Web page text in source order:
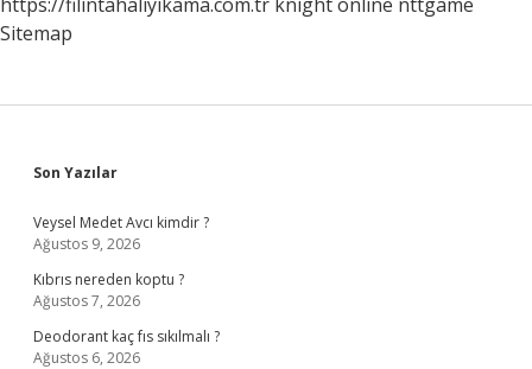
Sitemap
Sidebar
Son Yazılar
Veysel Medet Avcı kimdir ?
Ağustos 9, 2026
Kıbrıs nereden koptu ?
Ağustos 7, 2026
Deodorant kaç fıs sıkılmalı ?
Ağustos 6, 2026